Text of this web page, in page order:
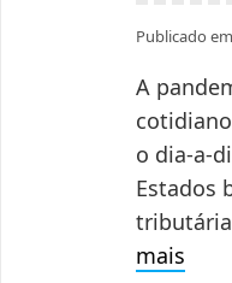
Publicado em
A
o dia-a-
Estados
mais